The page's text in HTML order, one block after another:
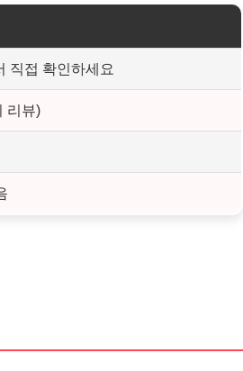
직접 확인하세요
리뷰)